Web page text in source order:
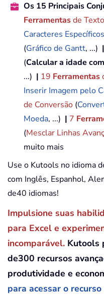
Os 15 Principais
Ferramentasde Texto
Caracteres Específicos
(Gráfico de Gantt, ...) |
(Calcular a idade
...) | 19 Ferramentas
Inserir Imagem pelo
de Conversão (
Moeda, ...) | 7
(Mesclar Linhas
muito mais
Use o Kutools no idioma
com Inglês, Espanhol,
de40 idiomas!
Impulsione suas
para Excel e
incomparável. Kutools
de300 recursos
produtividade e
para acessar o